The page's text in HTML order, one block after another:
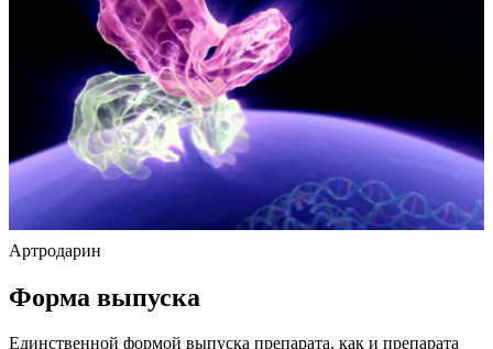
Артродарин
Форма выпуска
Единственной формой выпуска препарата, как и препарата